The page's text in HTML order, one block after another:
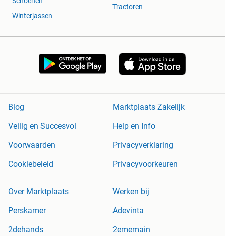
Winterjassen
Tractoren
Blog
Marktplaats Zakelijk
Veilig en Succesvol
Help en Info
Voorwaarden
Privacyverklaring
Cookiebeleid
Privacyvoorkeuren
Over Marktplaats
Werken bij
Perskamer
Adevinta
2dehands
2ememain